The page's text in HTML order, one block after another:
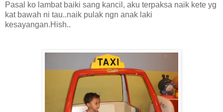
Pasal ko lambat baiki sang kancil, aku terpaksa naik kete yg
kat bawah ni tau..naik pulak ngn anak laki
kesayangan.Hish..